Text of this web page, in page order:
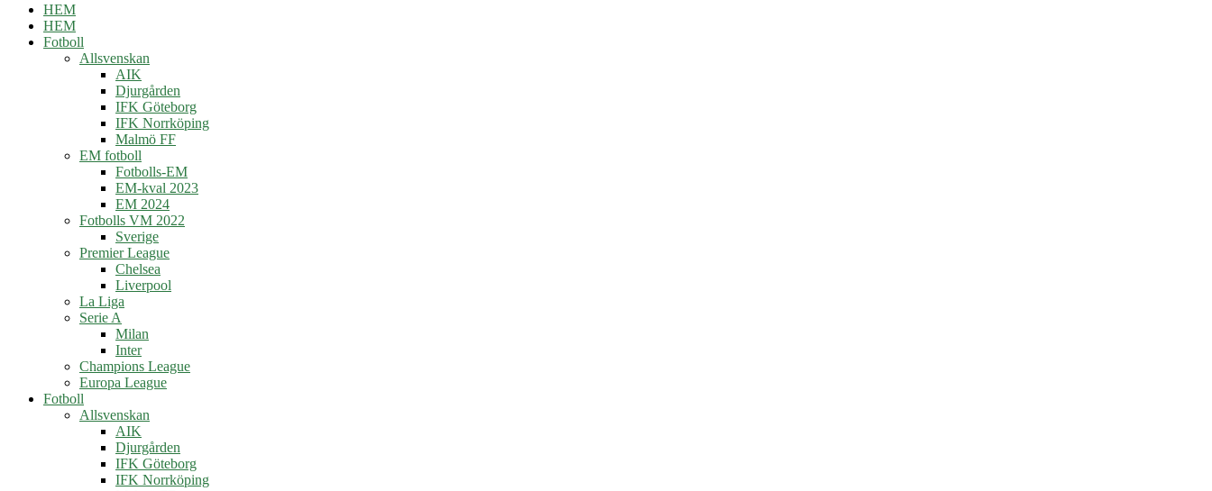
HEM
HEM
Fotboll
Allsvenskan
AIK
Djurgården
IFK Göteborg
IFK Norrköping
Malmö FF
EM fotboll
Fotbolls-EM
EM-kval 2023
EM 2024
Fotbolls VM 2022
Sverige
Premier League
Chelsea
Liverpool
La Liga
Serie A
Milan
Inter
Champions League
Europa League
Fotboll
Allsvenskan
AIK
Djurgården
IFK Göteborg
IFK Norrköping